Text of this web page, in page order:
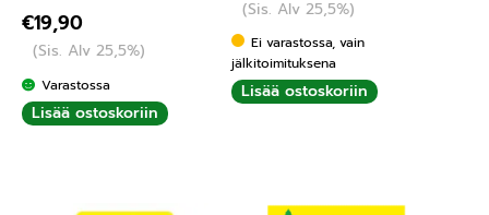
4.75/ 5
€19,90
(Sis. Alv 25,5%)
Varastossa
Lisää ostoskoriin
(Sis. Alv 25,5%)
Ei varastossa, vain
jälkitoimituksena
Lisää ostoskoriin